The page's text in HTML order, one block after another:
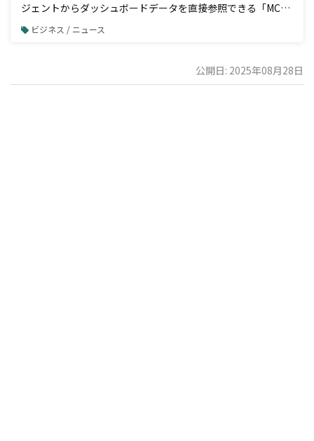
ジェントからダッシュボードデータを直接参照できる「MCP
接続」機能を一般公開
ビジネス / ニュース
公開日: 2025年08月28日